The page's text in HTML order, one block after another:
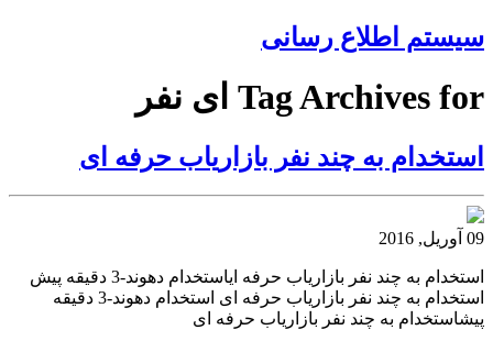
سیستم اطلاع رسانی
Tag Archives for ای نفر
استخدام به چند نفر بازاریاب حرفه ای
09 آوریل, 2016
استخدام به چند نفر بازاریاب حرفه ایاستخدام دهوند-3 دقیقه پیش
استخدام به چند نفر بازاریاب حرفه ای استخدام دهوند-3 دقیقه
پیشاستخدام به چند نفر بازاریاب حرفه ای